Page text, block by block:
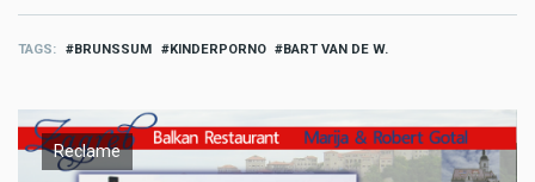
TAGS BRUNSSUM KINDERPORNO BART VAN DE W.
Reclame